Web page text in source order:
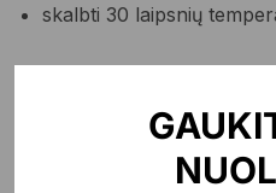
skalbti 30 laipsnių